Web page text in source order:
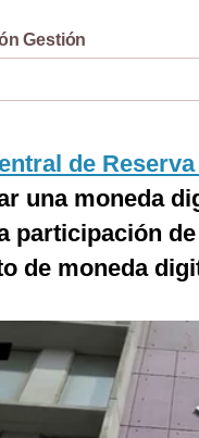
Gestión
de
una moneda
participación
de moneda